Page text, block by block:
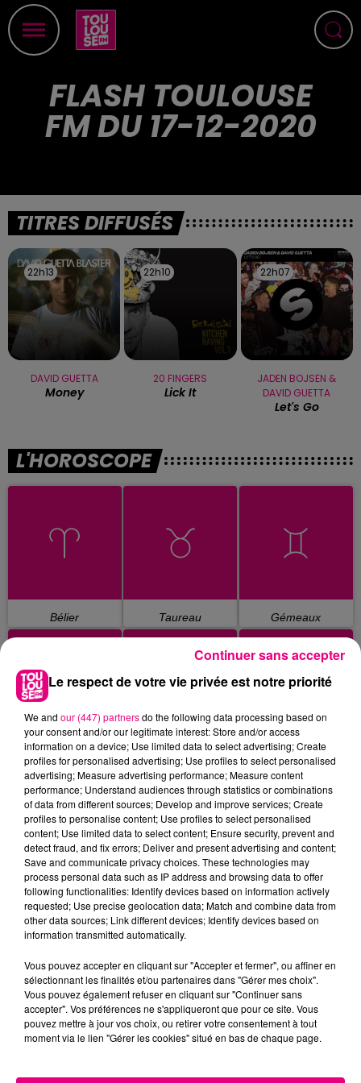
FLASH TOULOUSE
FM DU 17-12-2020
TITRES DIFFUSÉS
22h13
22h13
DAVID GUETTA
Money
22h10
22h10
20 FINGERS
Lick It
22h07
22h07
JADEN BOJSEN &
DAVID GUETTA
Let's Go
L'HOROSCOPE
Bélier Taureau Gémeaux
Cancer Lion Vierge
Balance Scorpion Sagittaire
Poissons
Le respect de votre vie privée est notre priorité
We and our (447) partnersdo the following data processing based on
your consent and/or our legitimate interest: Store and/or access
information on a device; Use limited data to select advertising; Create
profiles for personalised advertising; Use profiles to select personalised
advertising; Measure advertising performance; Measure content
performance; Understand audiences through statistics or combinations
of data from different sources; Develop and improve services; Create
profiles to personalise content; Use profiles to select personalised
content; Use limited data to select content; Ensure security, prevent and
detect fraud, and fix errors; Deliver and present advertising and content;
Save and communicate privacy choices. These technologies may
process personal data such as IP address and browsing data to offer
following functionalities: Identify devices based on information actively
requested; Use precise geolocation data; Match and combine data from
other data sources; Link different devices; Identify devices based on
information transmitted automatically.
Vous pouvez accepter en cliquant sur "Accepter et fermer", ou affiner en
sélectionnant les finalités et/ou partenaires dans "Gérer mes choix".
Vous pouvez également refuser en cliquant sur "Continuer sans
accepter". Vos préférences ne s'appliqueront que pour ce site. Vous
pouvez mettre à jour vos choix, ou retirer votre consentement à tout
moment via le lien "Gérer les cookies" situé en bas de chaque page.
Continuer sans accepter